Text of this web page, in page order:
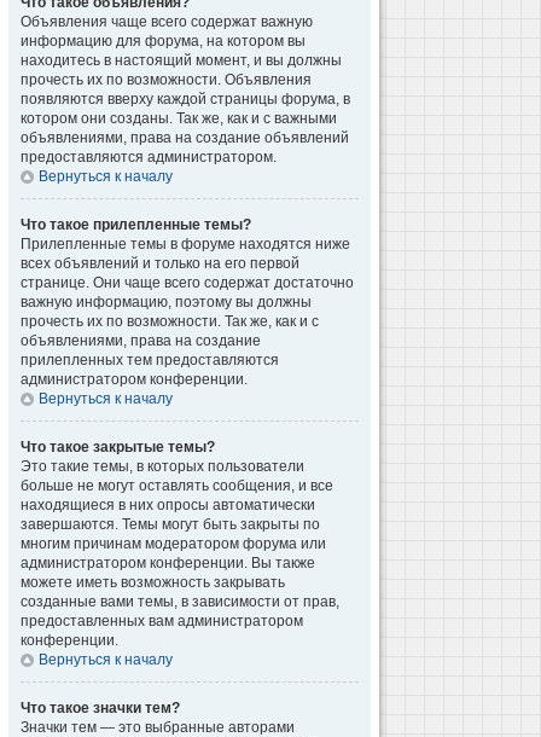
Объявления чаще всего содержат важную
информацию для форума, на котором вы
находитесь в настоящий момент, и вы должны
прочесть их по возможности. Объявления
появляются вверху каждой страницы форума, в
котором они созданы. Так же, как и с важными
объявлениями, права на создание объявлений
предоставляются администратором.
Вернуться к началу
Что такое прилепленные темы?
Прилепленные темы в форуме находятся ниже
всех объявлений и только на его первой
странице. Они чаще всего содержат достаточно
важную информацию, поэтому вы должны
прочесть их по возможности. Так же, как и с
объявлениями, права на создание
прилепленных тем предоставляются
администратором конференции.
Вернуться к началу
Что такое закрытые темы?
Это такие темы, в которых пользователи
больше не могут оставлять сообщения, и все
находящиеся в них опросы автоматически
завершаются. Темы могут быть закрыты по
многим причинам модератором форума или
администратором конференции. Вы также
можете иметь возможность закрывать
созданные вами темы, в зависимости от прав,
предоставленных вам администратором
конференции.
Вернуться к началу
Что такое значки тем?
Значки тем — это выбранные авторами